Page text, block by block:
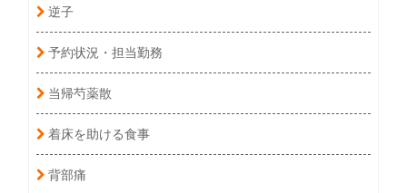
逆子
予約状況・担当勤務
当帰芍薬散
着床を助ける食事
背部痛